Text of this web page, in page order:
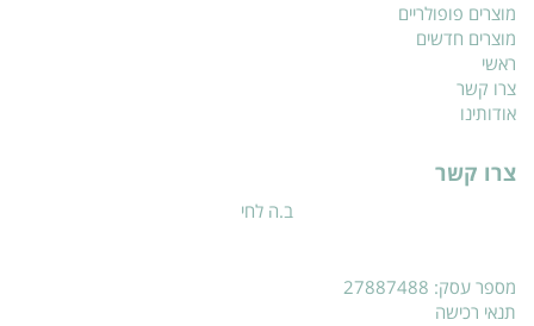
מוצרים פופולריים
מוצרים חדשים
ראשי
צרו קשר
אודותינו
צרו קשר
ב.ה לחי
מספר עסק: 27887488
תנאי רכישה